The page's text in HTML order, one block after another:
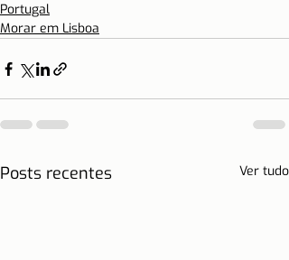
Portugal
Morar em Lisboa
Posts recentes Ver tudo